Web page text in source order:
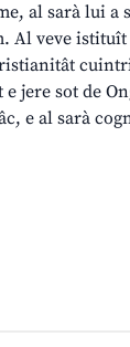
al sarà lui a
Al veve
jere sot de
e al sarà